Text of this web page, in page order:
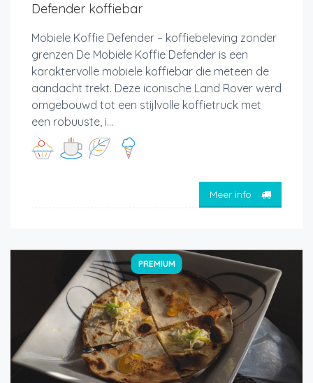
Defender koffiebar
Mobiele Koffie Defender – koffiebeleving zonder
grenzen De Mobiele Koffie Defender is een
karaktervolle mobiele koffiebar die meteen de
aandacht trekt. Deze iconische Land Rover werd
omgebouwd tot een stijlvolle koffietruck met
een robuuste, i...
Meer info
PREMIUM